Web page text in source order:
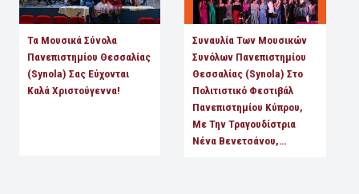
Τα Μουσικά Σύνολα
Πανεπιστημίου Θεσσαλίας
(Synola) Σας Εύχονται
Καλά Χριστούγεννα!
Συναυλία Των Μουσικών
Συνόλων Πανεπιστημίου
Θεσσαλίας (Synola) Στο
Πολιτιστικό Φεστιβάλ
Πανεπιστημίου Κύπρου,
Με Την Τραγουδίστρια
Νένα Βενετσάνου,…